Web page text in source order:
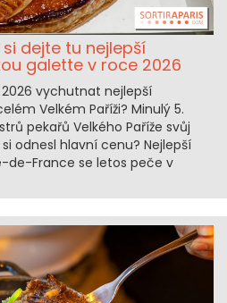
dejte tu nejlepší
galette v roce 2026
vychutnat nejlepší
Velkém Paříži? Minulý 5.
pekařů Velkého Paříže svůj
odnesl hlavní cenu? Nejlepší
France se letos peče v